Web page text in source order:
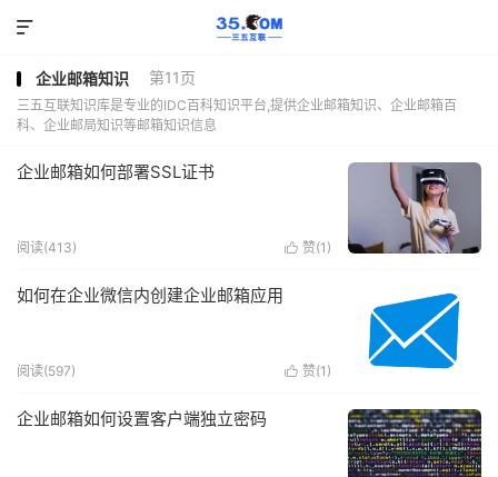

企业邮箱知识 第11页
三五互联知识库是专业的IDC百科知识平台,提供企业邮箱知识、企业邮箱百
科、企业邮局知识等邮箱知识信息
企业邮箱如何部署SSL证书
阅读(413)  赞(1 )
如何在企业微信内创建企业邮箱应用
阅读(597)  赞(1 )
企业邮箱如何设置客户端独立密码